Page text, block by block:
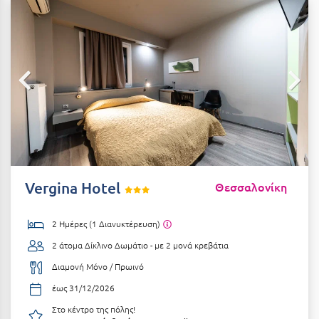
Αιδηψός
Αλεξανδρούπολη
Αλισσός Αχαΐας
Αλόννησος
Αμαλιάδα
Αμάρυνθος
Αμφίκλεια
Ανάβυσσος
Άνδρος
Αντίπαρος
Αράχωβα
ΤΎΠΟΣ ΔΙΑΤΡΟΦΉΣ
Διαμονή Μόνο
Ημιδιατροφή
Ημιδιατροφή + Ποτά
Πλήρης Διατροφή
Ένα Γεύμα
Δύο Γεύματα + Ποτά
ΤΎΠΟΣ ΚΑΤΑΛΎΜΑΤΟΣ
Ξενοδοχεία 1 Αστέρι
Ξενοδοχεία 2 Αστέρων
Vergina Hotel Θεσσαλονίκη
2 Ημέρες (1 Διανυκτέρευση)
2 άτομα Δίκλινο Δωμάτιο - με 2 μονά κρεβάτια
Διαμονή Μόνο / Πρωινό
έως 31/12/2026
Στο κέντρο της πόλης!